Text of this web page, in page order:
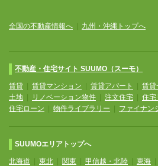
全国の不動産情報へ 九州・沖縄トップへ
不動産・住宅サイト SUUMO（スーモ）
賃貸 賃貸マンション 賃貸アパート 賃貸
土地
リノベーション物件 注文住宅 住宅
住宅ローン
物件ライブラリー ファイナン
SUUMOエリアトップへ
北海道 東北 関東 甲信越・北陸 東海